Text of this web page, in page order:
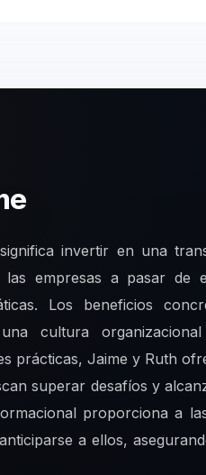
invertir en una
las empresas a pasar de
Los beneficios
cultura
prácticas, Jaime y Ruth
superar desafíos y
proporciona a
a ellos,